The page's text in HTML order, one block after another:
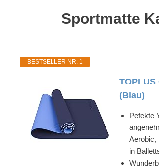
Sportmatte
BESTSELLER NR. 1
(Blau)
Pefekte
Aerobic,
in